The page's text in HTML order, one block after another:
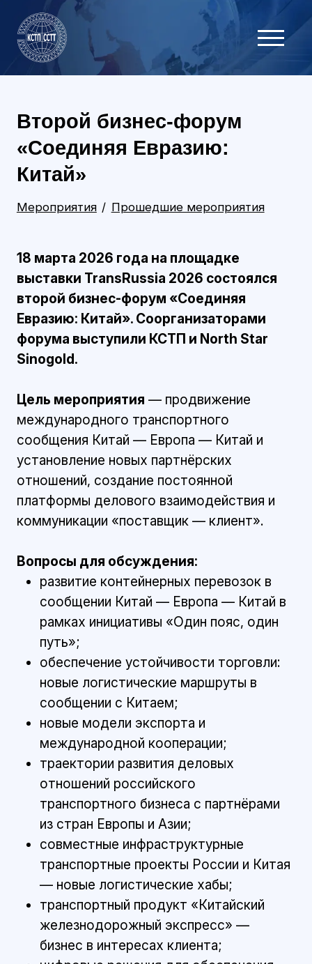
Второй бизнес-форум
«Соединяя Евразию:
Китай»
Мероприятия Прошедшие мероприятия
18 марта 2026 года на площадке
выставки TransRussia 2026 состоялся
второй бизнес-форум «Соединяя
Евразию: Китай». Соорганизаторами
форума выступили КСТП и North Star
Sinogold.
Цель мероприятия — продвижение
международного транспортного
сообщения Китай — Европа — Китай и
установление новых партнёрских
отношений, создание постоянной
платформы делового взаимодействия и
коммуникации «поставщик — клиент».
Вопросы для обсуждения:
развитие контейнерных перевозок в
сообщении Китай — Европа — Китай в
рамках инициативы «Один пояс, один
путь»;
обеспечение устойчивости торговли:
новые логистические маршруты в
сообщении с Китаем;
новые модели экспорта и
международной кооперации;
траектории развития деловых
отношений российского
транспортного бизнеса с партнёрами
из стран Европы и Азии;
совместные инфраструктурные
транспортные проекты России и Китая
— новые логистические хабы;
транспортный продукт «Китайский
железнодорожный экспресс» —
бизнес в интересах клиента;